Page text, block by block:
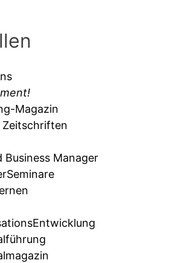
Magazin
Zeitschriften
Business Manager